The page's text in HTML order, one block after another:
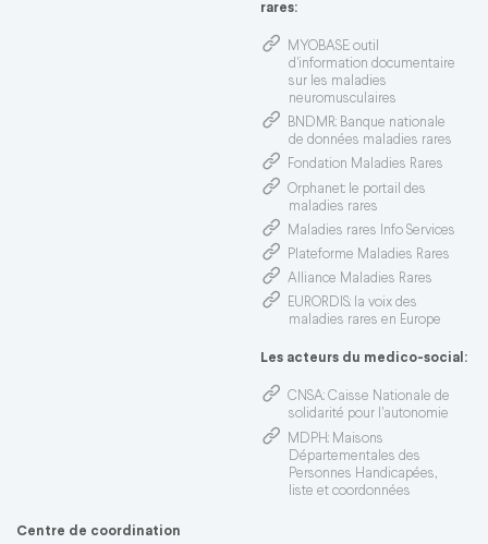
rares:
MYOBASE: outil
d'information documentaire
sur les maladies
neuromusculaires
BNDMR: Banque nationale
de données maladies rares
Fondation Maladies Rares
Orphanet: le portail des
maladies rares
Maladies rares Info Services
Plateforme Maladies Rares
Alliance Maladies Rares
EURORDIS: la voix des
maladies rares en Europe
Les acteurs du medico-social:
CNSA: Caisse Nationale de
solidarité pour l'autonomie
MDPH: Maisons
Départementales des
Personnes Handicapées,
liste et coordonnées
Centre de coordination